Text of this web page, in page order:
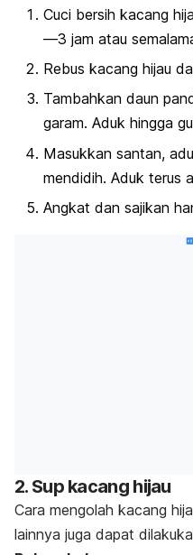
Cuci bersih kacang
—3 jam atau
Rebus kacang hijau
Tambahkan daun
garam. Aduk hingga
Masukkan santan,
mendidih. Aduk terus
Angkat dan sajikan
2. Sup kacang hijau
Cara mengolah kacang
lainnya juga dapat